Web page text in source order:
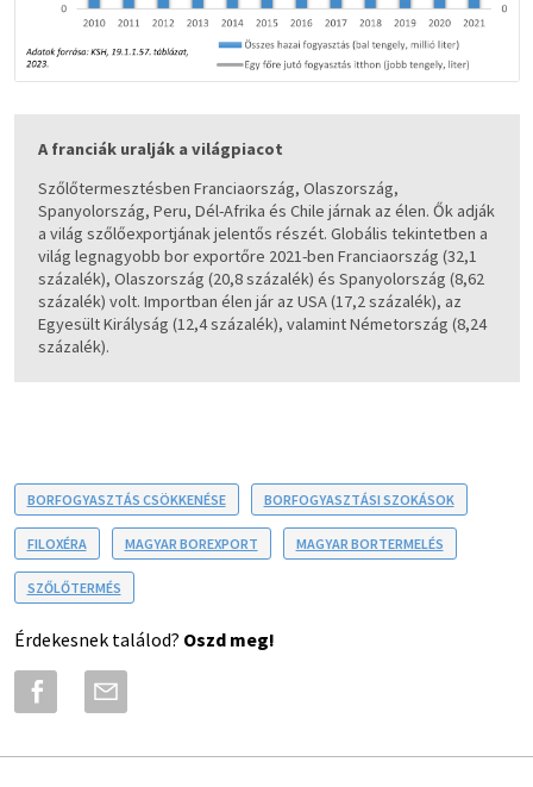
A franciák uralják a világpiacot
Szőlőtermesztésben Franciaország, Olaszország,
Spanyolország, Peru, Dél-Afrika és Chile járnak az élen. Ők adják
a világ szőlőexportjának jelentős részét. Globális tekintetben a
világ legnagyobb bor exportőre 2021-ben Franciaország (32,1
százalék), Olaszország (20,8 százalék) és Spanyolország (8,62
százalék) volt. Importban élen jár az USA (17,2 százalék), az
Egyesült Királyság (12,4 százalék), valamint Németország (8,24
százalék).
BORFOGYASZTÁS CSÖKKENÉSE BORFOGYASZTÁSI SZOKÁSOK
FILOXÉRA MAGYAR BOREXPORT MAGYAR BORTERMELÉS
SZŐLŐTERMÉS
Érdekesnek találod? Oszd meg!